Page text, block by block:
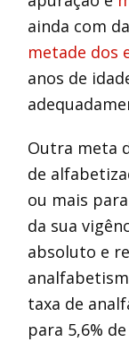
ainda com
metade dos
anos de
Outra meta
de
ou mais
da sua
absoluto e
taxa de
para 5,6%